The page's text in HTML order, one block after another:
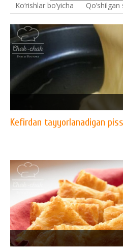
Ko‘rishlar bo‘yicha
Qo’shilgan
Kefirdan tayyorlanadigan